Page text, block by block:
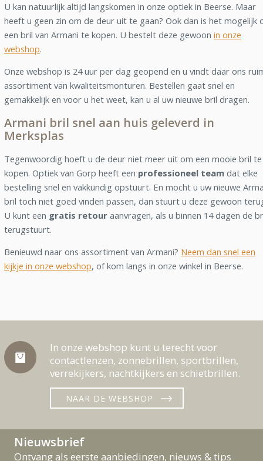
U kan natuurlijk altijd langskomen in onze optiek in Beerse. Maar
heeft u geen zin om de deur uit te gaan? Ook dan is het mogelijk
een bril van Armani te kopen. U bestelt deze gewoon in onze
webshop.
Onze webshop is 24 uur per dag geopend en u vindt daar ons
assortiment van kwaliteitsmonturen. Bestellen gaat snel en
gemakkelijk en voor u het weet, kan u al uw nieuwe bril dragen.
Armani bril snel aan huis geleverd in
Merksplas
Tegenwoordig hoeft u de deur niet meer uit om een mooie bril te
kopen. Optiek van Gorp heeft een professioneel team dat elke
bestelling snel en vakkundig opstuurt. En mocht u uw nieuwe
bril toch niet goed vinden passen, dan stuurt u deze gewoon
U kunt een gratis retour aanvragen, als u binnen 14 dagen de
terugstuurt.
Benieuwd naar ons assortiment van Armani? Neem dan snel een
kijkje in onze webshop, of kom langs in onze winkel in Beerse.
In onze webshop kunt u terecht voor
contactlenzen, zonnebrillen, sportbrillen,
verrekijkers, nachtkijkers en schietbrillen.
NAAR DE WEBSHOP
Nieuwsbrief
Ontvang als eerste aanbiedingen, nieuws & tips